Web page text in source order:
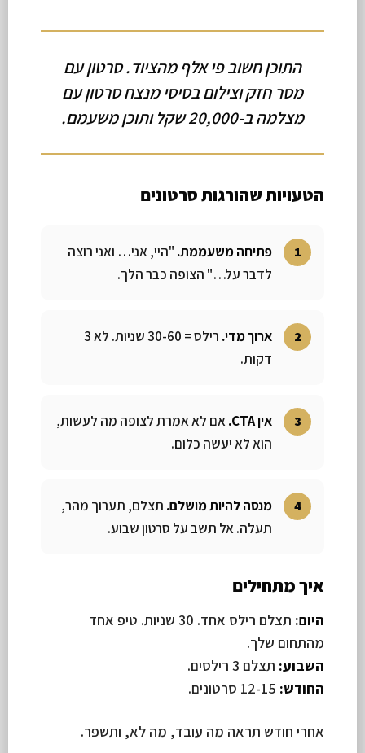
התוכן חשוב פי אלף מהציוד. סרטון עם
מסר חזק וצילום בסיסי מנצח סרטון עם
מצלמה ב-20,000 שקל ותוכן משעמם.
הטעויות שהורגות סרטונים
פתיחה משעממת. "היי, אני… ואני רוצה
לדבר על…" הצופה כבר הלך.
ארוך מדי.
רילס = 30-60 שניות. לא 3
דקות.
אין CTA.
אם לא אמרת לצופה מה לעשות,
הוא לא יעשה כלום.
מנסה להיות מושלם. תצלם, תערוך מהר,
תעלה. אל תשב על סרטון שבוע.
איך מתחילים
היום:
תצלם רילס אחד. 30 שניות. טיפ אחד
מהתחום שלך.
השבוע: תצלם 3 רילסים.
החודש:
אחרי חודש תראה מה עובד, מה לא, ותשפר.